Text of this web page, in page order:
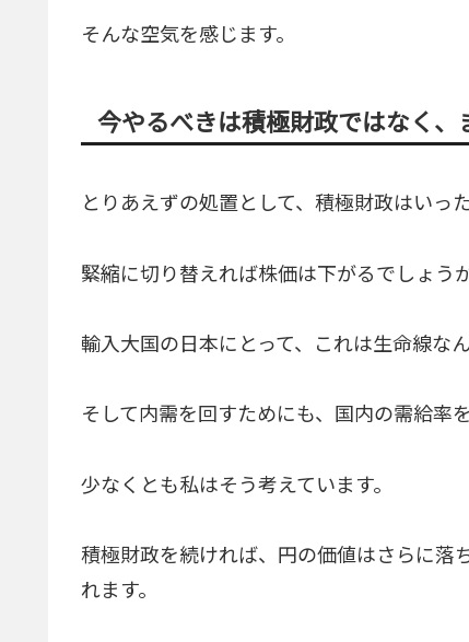
そんな空気を感じます。
今やるべきは積極財政ではなく、
とりあえずの処置として、積極財政はいっ
緊縮に切り替えれば株価は下がるでしょう
輸入大国の日本にとって、これは生命線なん
そして内需を回すためにも、国内の需給率
少なくとも私はそう考えています。
積極財政を続ければ、円の価値はさらに落
れます。